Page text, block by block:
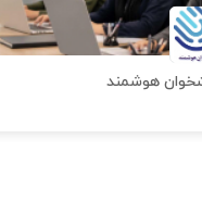
هوشمند